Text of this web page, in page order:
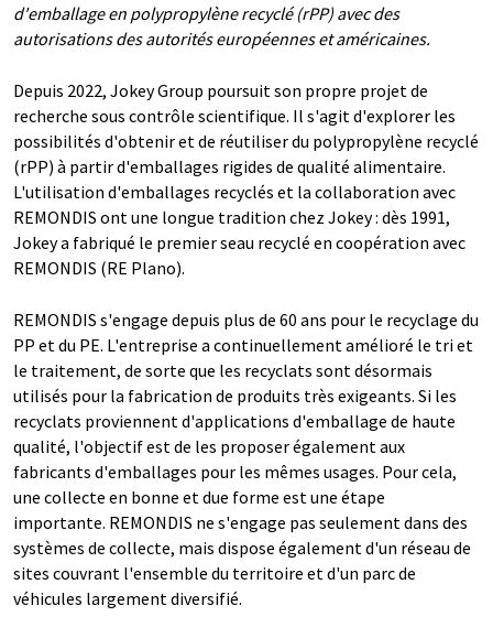
d'emballage en polypropylène recyclé (rPP) avec des
autorisations des autorités européennes et américaines.
Depuis 2022, Jokey Group poursuit son propre projet de
recherche sous contrôle scientifique. Il s'agit d'explorer les
possibilités d'obtenir et de réutiliser du polypropylène recyclé
(rPP) à partir d'emballages rigides de qualité alimentaire.
L'utilisation d'emballages recyclés et la collaboration avec
REMONDIS ont une longue tradition chez Jokey : dès 1991,
Jokey a fabriqué le premier seau recyclé en coopération avec
REMONDIS (RE Plano).
REMONDIS s'engage depuis plus de 60 ans pour le recyclage du
PP et du PE. L'entreprise a continuellement amélioré le tri et
le traitement, de sorte que les recyclats sont désormais
utilisés pour la fabrication de produits très exigeants. Si les
recyclats proviennent d'applications d'emballage de haute
qualité, l'objectif est de les proposer également aux
fabricants d'emballages pour les mêmes usages. Pour cela,
une collecte en bonne et due forme est une étape
importante. REMONDIS ne s'engage pas seulement dans des
systèmes de collecte, mais dispose également d'un réseau de
sites couvrant l'ensemble du territoire et d'un parc de
véhicules largement diversifié.